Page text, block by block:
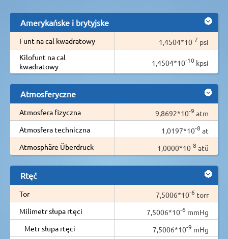
Amerykańske i brytyjske
Funt na cal kwadratowy 1,4504*10-7 psi
Kilofunt na cal
kwadratowy
1,4504*10-10 kpsi
Atmosferyczne
Atmosfera fizyczna 9,8692*10-9 atm
Atmosfera techniczna
1,0197*10-8 at
Atmosphäre Überdruck
1,0000*10-8 atü
Rtęć
Tor 7,5006*10-6 torr
Milimetr słupa rtęci
7,5006*10-6 mmHg
Metr słupa rtęci
7,5006*10-9 mHg